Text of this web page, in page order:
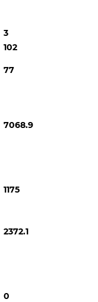
3
102
77
7068.9
1175
2372.1
0